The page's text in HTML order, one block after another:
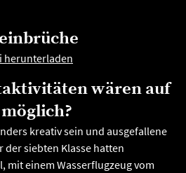
herunterladen
wären auf
kreativ sein und ausgefallene
der siebten Klasse hatten
mit einem Wasserflugzeug vom